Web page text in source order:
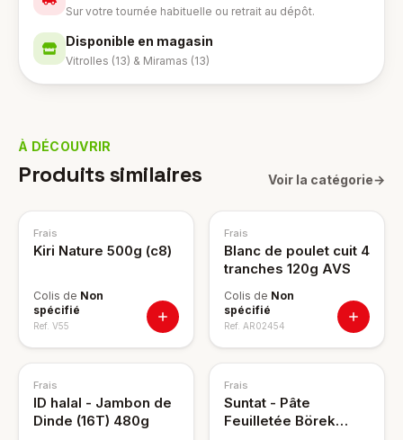
Sur votre tournée habituelle ou retrait au dépôt.
Disponible en magasin
Vitrolles (13) & Miramas (13)
À DÉCOUVRIR
Produits similaires Voir la catégorie→
Frais
Kiri Nature 500g (c8)
Colis de Non
spécifié
Ref. V55
Frais
Blanc de poulet cuit 4
tranches 120g AVS
Colis de Non
spécifié
Ref. AR02454
Frais
ID halal - Jambon de
Dinde (16T) 480g
Frais
Suntat - Pâte
Feuilletée Börek